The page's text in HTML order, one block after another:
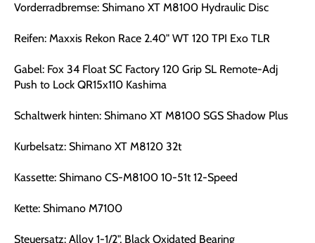
Vorderradbremse: Shimano XT M8100 Hydraulic Disc
Reifen: Maxxis Rekon Race 2.40" WT 120 TPI Exo TLR
Gabel: Fox 34 Float SC Factory 120 Grip SL Remote-Adj
Push to Lock QR15x110 Kashima
Schaltwerk hinten: Shimano XT M8100 SGS Shadow Plus
Kurbelsatz: Shimano XT M8120 32t
Kassette: Shimano CS-M8100 10-51t 12-Speed
Kette: Shimano M7100
Steuersatz: Alloy 1-1/2", Black Oxidated Bearing